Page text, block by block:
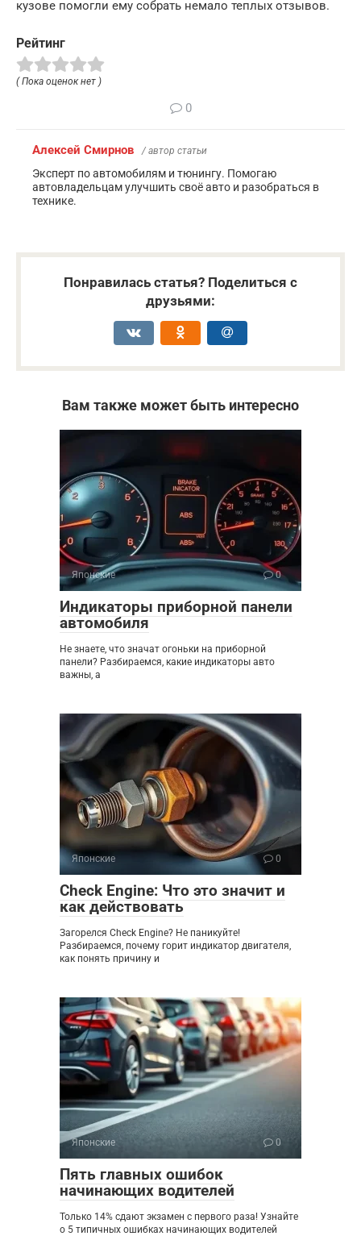
кузове помогли ему собрать немало теплых отзывов.
Рейтинг
( Пока оценок нет )
0
Алексей Смирнов / автор статьи
Эксперт по автомобилям и тюнингу. Помогаю
автовладельцам улучшить своё авто и разобраться в
технике.
Понравилась статья? Поделиться с
друзьями:
Вам также может быть интересно
Японские 0
Индикаторы приборной панели
автомобиля
Не знаете, что значат огоньки на приборной
панели? Разбираемся, какие индикаторы авто
важны, а
Японские 0
Check Engine: Что это значит и
как действовать
Загорелся Check Engine? Не паникуйте!
Разбираемся, почему горит индикатор двигателя,
как понять причину и
Японские 0
Пять главных ошибок
начинающих водителей
Только 14% сдают экзамен с первого раза! Узнайте
о 5 типичных ошибках начинающих водителей